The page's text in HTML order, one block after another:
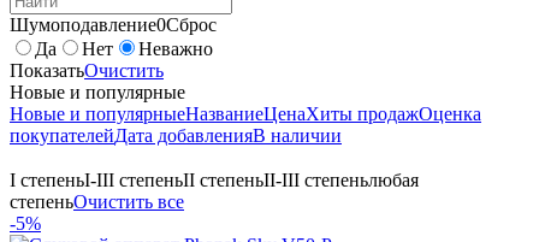
Шумоподавление0Сброс
Да
Нет
Неважно
ПоказатьОчистить
Новые и популярные
Новые и популярныеНазваниеЦенаХиты продажОценка
покупателейДата добавленияВ наличии
I степеньI-III степеньII степеньII-III степеньлюбая
степеньОчистить все
-5%